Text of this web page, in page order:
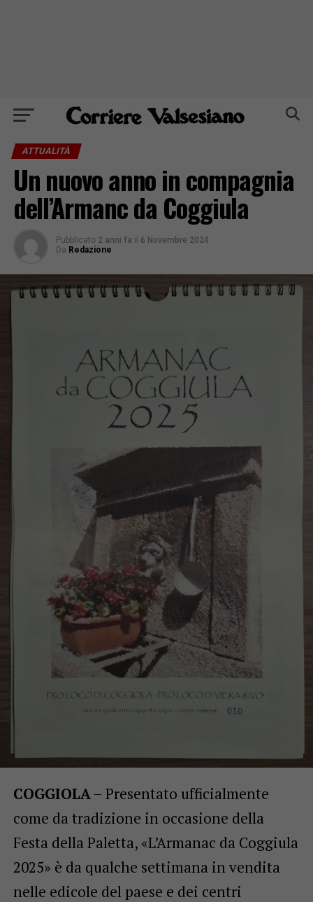
ATTUALITÀ
Un nuovo anno in compagnia
dell’Armanc da Coggiula
Pubblicato 2 anni fa il 6 Novembre 2024
Da Redazione
COGGIOLA– Presentato ufficialmente
come da tradizione in occasione della
Festa della Paletta, «L’Armanac da Coggiula
2025» è da qualche settimana in vendita
nelle edicole del paese e dei centri